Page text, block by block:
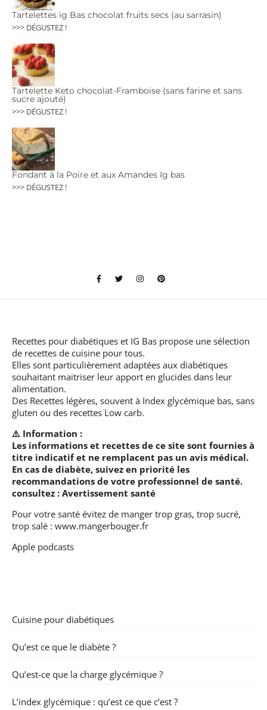
Tartelettes ig Bas chocolat fruits secs (au sarrasin)
>>> DÉGUSTEZ !
Tartelette Keto chocolat-Framboise (sans farine et sans
sucre ajouté)
>>> DÉGUSTEZ !
Fondant à la Poire et aux Amandes Ig bas
>>> DÉGUSTEZ !
Recettes pour diabétiques et IG Bas propose une sélection
de recettes de cuisine pour tous.
Elles sont particulièrement adaptées aux diabétiques
souhaitant maitriser leur apport en glucides dans leur
alimentation.
Des Recettes légères, souvent à Index glycémique bas, sans
gluten ou des recettes Low carb.
⚠️ Information :
Les informations et recettes de ce site sont fournies à
titre indicatif et ne remplacent pas un avis médical.
En cas de diabète, suivez en priorité les
recommandations de votre professionnel de santé.
consultez : Avertissement santé
Pour votre santé évitez de manger trop gras, trop sucré,
trop salé : www.mangerbouger.fr
Apple podcasts
Cuisine pour diabétiques
Qu’est ce que le diabète ?
Qu’est-ce que la charge glycémique ?
L’index glycémique : qu’est ce que c’est ?